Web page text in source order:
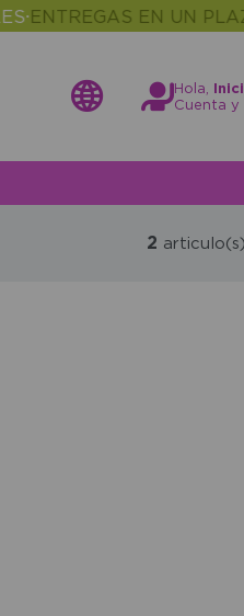
•ENTREGAS EN UN PLAZO
Hola,
Cuenta
2 articulo(s)